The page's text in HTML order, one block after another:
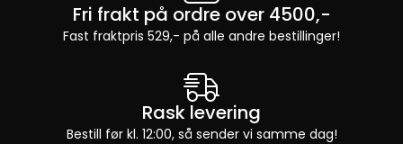
Fri frakt på ordre over 4500,-
Fast fraktpris 529,- på alle andre bestillinger!
Rask levering
Bestill før kl. 12:00, så sender vi samme dag!